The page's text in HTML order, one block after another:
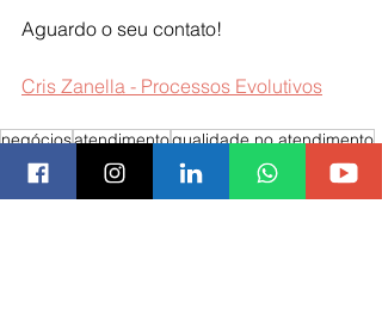
Aguardo o seu contato!
Cris Zanella - Processos Evolutivos
negóciosatendimentoqualidade no atendimento
estratégias de vendas